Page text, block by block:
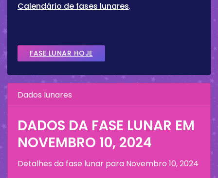
Calendário de fases lunares.
FASE LUNAR HOJE
Dados lunares
DADOS DA FASE LUNAR EM
NOVEMBRO 10, 2024
Detalhes da fase lunar para Novembro 10, 2024